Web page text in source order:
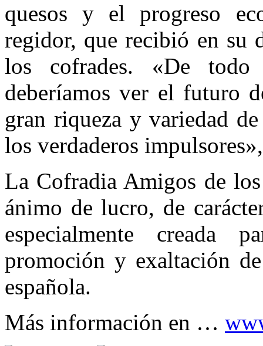
quesos y el progreso
regidor, que recibió en su
los cofrades. «De
deberíamos ver el futuro
gran riqueza y variedad
los verdaderos
La Cofradia Amigos de
ánimo de lucro, de
especialmente creada
promoción y exaltación
española.
Más información en …